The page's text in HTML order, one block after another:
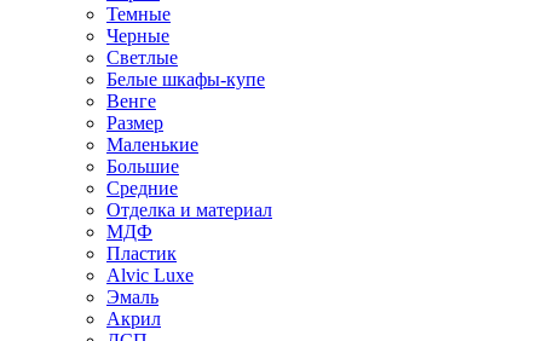
Темные
Черные
Светлые
Белые шкафы-купе
Венге
Размер
Маленькие
Большие
Средние
Отделка и материал
МДФ
Пластик
Alvic Luxe
Эмаль
Акрил